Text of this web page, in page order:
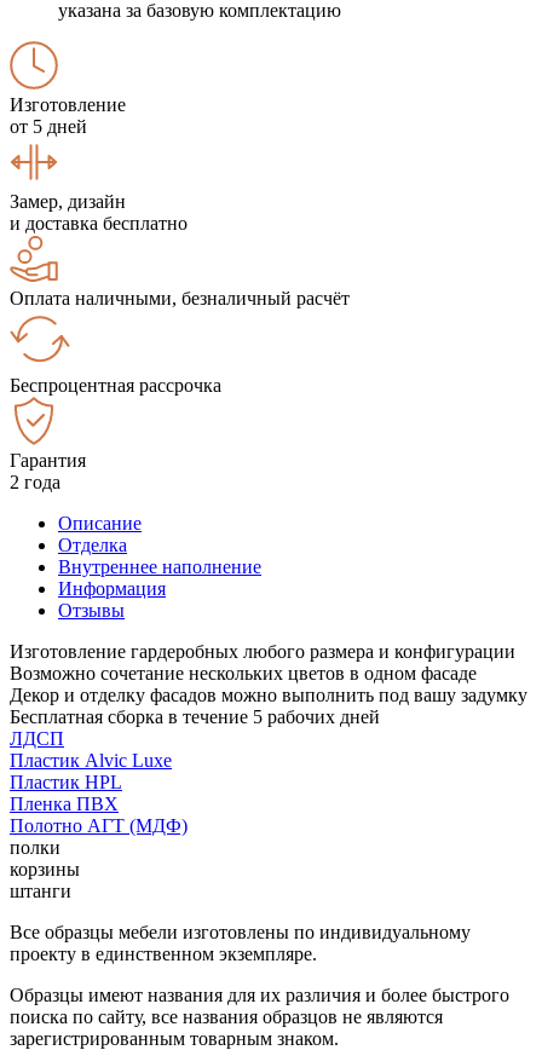
указана за базовую комплектацию
Изготовление
от 5 дней
Замер, дизайн
и доставка бесплатно
Оплата наличными, безналичный расчёт
Беспроцентная рассрочка
Гарантия
2 года
Описание
Отделка
Внутреннее наполнение
Информация
Отзывы
Изготовление гардеробных любого размера и конфигурации
Возможно сочетание нескольких цветов в одном фасаде
Декор и отделку фасадов можно выполнить под вашу задумку
Бесплатная сборка в течение 5 рабочих дней
ЛДСП
Пластик Alvic Luxe
Пластик HPL
Пленка ПВХ
Полотно АГТ (МДФ)
полки
корзины
штанги
Все образцы мебели изготовлены по индивидуальному
проекту в единственном экземпляре.
Образцы имеют названия для их различия и более быстрого
поиска по сайту, все названия образцов не являются
зарегистрированным товарным знаком.